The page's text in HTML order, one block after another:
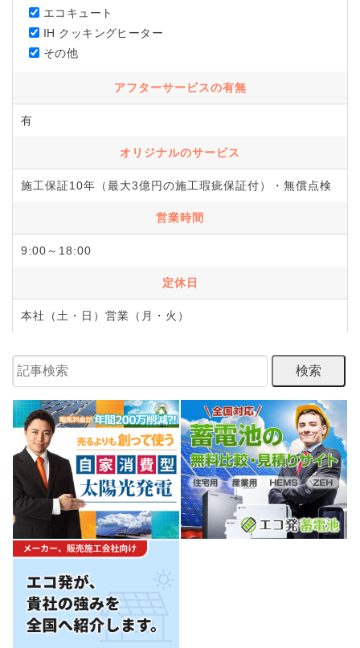
エコキュート
IH クッキングヒーター
その他
アフターサービスの有無
有
オリジナルのサービス
施工保証10年（最大3億円の施工瑕疵保証付）・無償点検
営業時間
9:00～18:00
定休日
本社（土・日）営業（月・火）